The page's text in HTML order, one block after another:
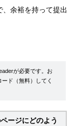
余裕を持って提出
が必要です。お
ド（無料）してく
ージにどのよう